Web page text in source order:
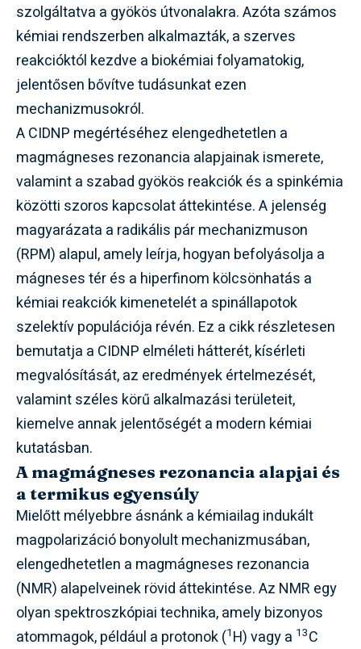
szolgáltatva a gyökös útvonalakra. Azóta számos
kémiai rendszerben alkalmazták, a szerves
reakcióktól kezdve a biokémiai folyamatokig,
jelentősen bővítve tudásunkat ezen
mechanizmusokról.
A CIDNP megértéséhez elengedhetetlen a
magmágneses rezonancia alapjainak ismerete,
valamint a szabad gyökös reakciók és a spinkémia
közötti szoros kapcsolat áttekintése. A jelenség
magyarázata a radikális pár mechanizmuson
(RPM) alapul, amely leírja, hogyan befolyásolja a
mágneses tér és a hiperfinom kölcsönhatás a
kémiai reakciók kimenetelét a spinállapotok
szelektív populációja révén. Ez a cikk részletesen
bemutatja a CIDNP elméleti hátterét, kísérleti
megvalósítását, az eredmények értelmezését,
valamint széles körű alkalmazási területeit,
kiemelve annak jelentőségét a modern kémiai
kutatásban.
A magmágneses rezonancia alapjai és
a termikus egyensúly
Mielőtt mélyebbre ásnánk a kémiailag indukált
magpolarizáció bonyolult mechanizmusában,
elengedhetetlen a magmágneses rezonancia
(NMR) alapelveinek rövid áttekintése. Az NMR egy
olyan spektroszkópiai technika, amely bizonyos
atommagok, például a protonok (1 H) vagy a 13C